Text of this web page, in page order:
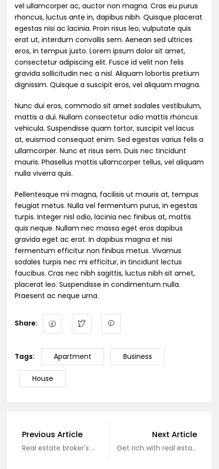
vel ullamcorper ac, auctor non magna. Cras eu purus
rhoncus, luctus ante in, dapibus nibh. Quisque placerat
egestas nisi ac lacinia. Proin risus leo, vulputate quis
erat ut, interdum convallis sem. Aenean sed ultrices
eros, in tempus justo. Lorem ipsum dolor sit amet,
consectetur adipiscing elit. Fusce id velit non felis
gravida sollicitudin nec a nisl. Aliquam lobortis pretium
dignissim. Quisque a suscipit eros, vel aliquam magna.
Nunc dui eros, commodo sit amet sodales vestibulum,
mattis a dui. Nullam consectetur odio mattis rhoncus
vehicula. Suspendisse quam tortor, suscipit vel lacus
at, euismod consequat enim. Sed egestas varius felis a
ullamcorper. Nunc et risus sem. Duis nec tincidunt
mauris. Phasellus mattis ullamcorper tellus, vel aliquam
nulla viverra quis.
Pellentesque mi magna, facilisis ut mauris at, tempus
feugiat metus. Nulla vel fermentum purus, in egestas
turpis. Integer nisl odio, lacinia nec finibus at, mattis
quis neque. Nullam nec massa eget eros dapibus
gravida eget ac erat. In dapibus magna et nisi
fermentum efficitur non finibus metus. Vivamus
sodales turpis nec mi efficitur, in tincidunt lectus
faucibus. Cras nec nibh sagittis, luctus nibh sit amet,
placerat leo. Suspendisse in condimentum nulla.
Praesent ac neque urna.
Share:
Tags: Apartment Business
House
Previous Article
Real estate broker's monthly income of hundreds of millions of dollars
Next Article
Get rich with real estate, why not?